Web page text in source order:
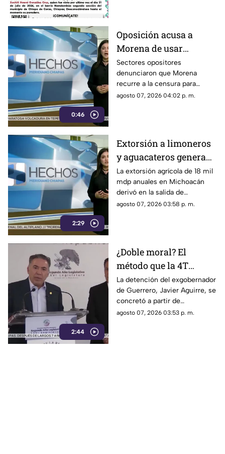
0:46
Oposición acusa a
Morena de usar
censura para ocultar
seńalamientos de
narcopolítica
Sectores opositores
denunciaron que Morena
recurre a la censura para
imponer su versión oficial y
agosto 07, 2026 04:02 p. m.
2:29
Extorsión a limoneros
y aguacateros genera
pérdidas de 18 mil mdp
en Michoacán
La extorsión agrícola de 18 mil
mdp anuales en Michoacán
derivó en la salida de
inspectores de EE. UU.,
agosto 07, 2026 03:58 p. m.
2:44
¿Doble moral? El
método que la 4T
desacredita para Rocha
Moya y Enrique
Inzunza fue el que
metió a la cárcel a
La detención del exgobernador
de Guerrero, Javier Aguirre, se
concretó a partir de
declaraciones de testigos
agosto 07, 2026 03:53 p. m.